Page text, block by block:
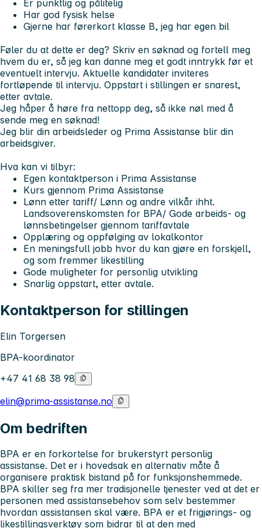
Er punktlig og pålitelig
Har god fysisk helse
Gjerne har førerkort klasse B, jeg har egen bil
Føler du at dette er deg? Skriv en søknad og fortell meg
hvem du er, så jeg kan danne meg et godt inntrykk før et
eventuelt intervju. Aktuelle kandidater inviteres
fortløpende til intervju. Oppstart i stillingen er snarest,
etter avtale.
Jeg håper å høre fra nettopp deg, så ikke nøl med å
sende meg en søknad!
Jeg blir din arbeidsleder og Prima Assistanse blir din
arbeidsgiver.
Hva kan vi tilbyr:
Egen kontaktperson i Prima Assistanse
Kurs gjennom Prima Assistanse
Lønn etter tariff/ Lønn og andre vilkår ihht.
Landsoverenskomsten for BPA/ Gode arbeids- og
lønnsbetingelser gjennom tariffavtale
Opplæring og oppfølging av lokalkontor
En meningsfull jobb hvor du kan gjøre en forskjell,
og som fremmer likestilling
Gode muligheter for personlig utvikling
Snarlig oppstart, etter avtale.
Kontaktperson for stillingen
Elin Torgersen
BPA-koordinator
+47 41 68 38 98
elin@prima-assistanse.no
Om bedriften
BPA er en forkortelse for brukerstyrt personlig
assistanse. Det er i hovedsak en alternativ måte å
organisere praktisk bistand på for funksjonshemmede.
BPA skiller seg fra mer tradisjonelle tjenester ved at det er
personen med assistansebehov som selv bestemmer
hvordan assistansen skal være. BPA er et frigjørings- og
likestillingsverktøy som bidrar til at den med